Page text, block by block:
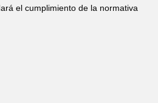
el cumplimiento de la normativa